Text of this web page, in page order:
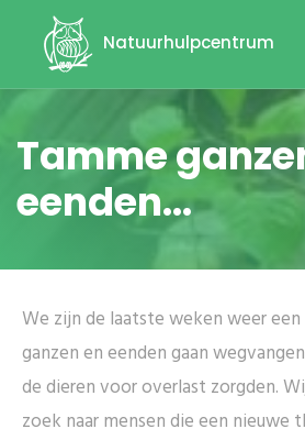
Natuurhulpcentrum
Tamme
eenden...
We zijn de laatste weken weer
ganzen en eenden gaan
de dieren voor overlast zorgden.
zoek naar mensen die een nieuwe